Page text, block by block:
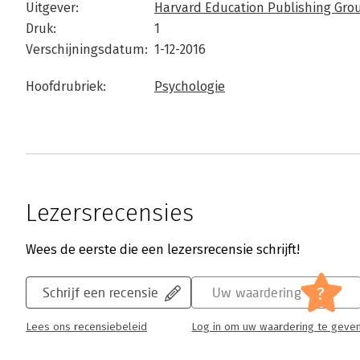
Uitgever:
Harvard Education Publishing
Druk:
1
Verschijningsdatum: 1-12-2016
Hoofdrubriek: Psychologie
Lezersrecensies
Wees de eerste die een lezersrecensie schrijft!
Schrijf een recensie
Lees ons recensiebeleid
Uw waardering ?
Log in om uw waardering te